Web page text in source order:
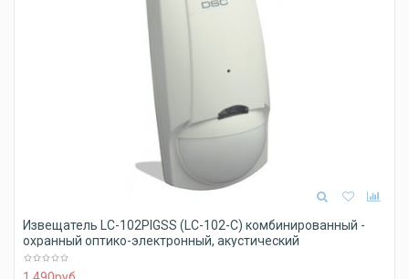
Извещатель LC-102PIGSS (LC-102-С) комбинированный -
охранный оптико-электронный, акустический